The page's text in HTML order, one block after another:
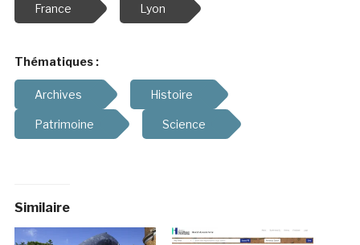
France Lyon
Thématiques :
Archives Histoire
Patrimoine Science
Similaire